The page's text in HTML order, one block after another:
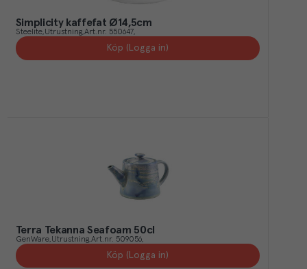
Simplicity kaffefat Ø14,5cm
Steelite Utrustning Art.nr. 550647
Köp (Logga in)
Terra Tekanna Seafoam 50cl
GenWare Utrustning Art.nr. 509056
Köp (Logga in)